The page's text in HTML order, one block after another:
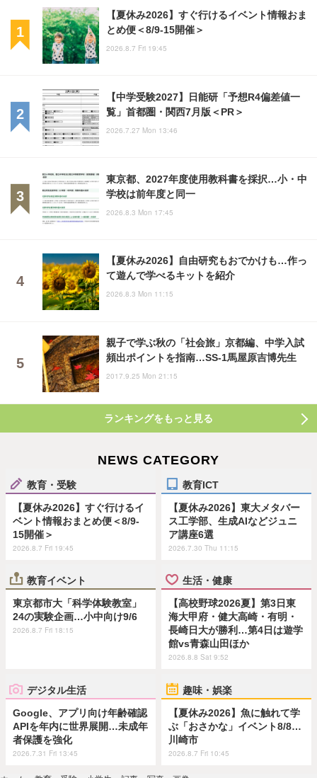
【夏休み2026】すぐ行けるイベント情報おま
とめ便＜8/9-15開催＞
2026.8.7 Fri 19:45
【中学受験2027】日能研「予想R4偏差値一
覧」首都圏・関西7月版＜PR＞
2026.7.27 Mon 13:46
東京都、2027年度使用教科書を採択…小・中
学校は前年度と同一
2026.8.3 Mon 17:45
【夏休み2026】自由研究もおでかけも…作っ
て遊んで学べるキットを紹介
2026.8.3 Mon 11:15
親子で学ぶ秋の「社会旅」京都編、中学入試
頻出ポイントを指南…SS-1馬屋原吉博先生
2017.9.25 Mon 21:15
ランキングをもっと見る
NEWS CATEGORY
教育・受験
【夏休み2026】すぐ行けるイ
ベント情報おまとめ便＜8/9-
15開催＞
2026.8.7 Fri 19:45
教育ICT
【夏休み2026】東大メタバー
ス工学部、生成AIなどジュニ
ア講座6選
2026.7.30 Thu 11:15
教育イベント
東京都市大「科学体験教室」
24の実験企画…小中向け9/6
2026.8.7 Fri 18:15
生活・健康
【高校野球2026夏】第3日東
海大甲府・健大高崎・有明・
長崎日大が勝利…第4日は遊学
館vs青森山田ほか
2026.8.8 Sat 9:52
デジタル生活
Google、アプリ向け年齢確認
APIを年内に世界展開…未成年
者保護を強化
2026.7.31 Fri 13:45
趣味・娯楽
【夏休み2026】魚に触れて学
ぶ「おさかな」イベント8/8…
川崎市
2026.8.7 Fri 10:45